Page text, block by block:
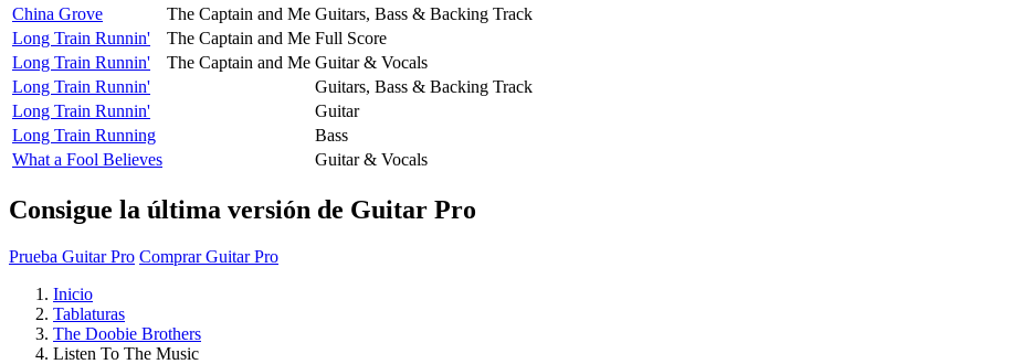
China Grove
The Captain and Me Guitars, Bass & Backing Track
Long Train Runnin'
The Captain and Me Full Score
Long Train Runnin'
The Captain and Me Guitar & Vocals
Long Train Runnin'
Guitars, Bass & Backing Track
Long Train Runnin'
Guitar
Long Train Running
Bass
What a Fool Believes
Guitar & Vocals
Consigue la última versión de Guitar Pro
Prueba Guitar Pro Comprar Guitar Pro
Inicio
Tablaturas
The Doobie Brothers
Listen To The Music